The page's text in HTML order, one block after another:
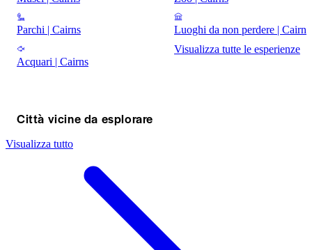
Parchi | Cairns Luoghi da non perdere | Cairns
Acquari | Cairns
Visualizza tutte le esperienze
Città vicine da esplorare
Visualizza tutto